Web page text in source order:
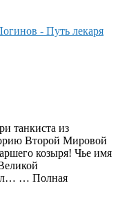
- Путь лекаря
танкиста из
Второй Мировой
козыря! Чье имя
… Полная